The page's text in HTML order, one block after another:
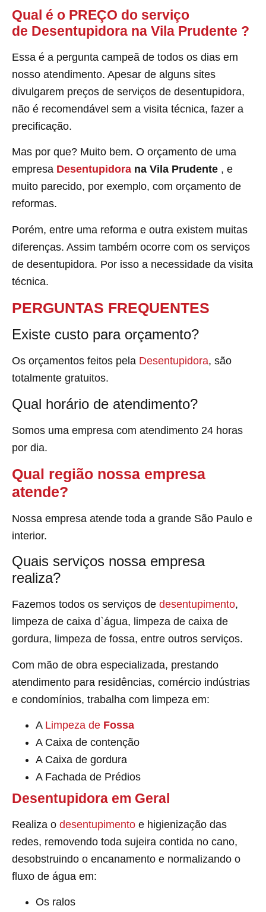
Qual é o PREÇO do serviço
de Desentupidora na Vila Prudente ?
Essa é a pergunta campeã de todos os dias em
nosso atendimento. Apesar de alguns sites
divulgarem preços de serviços de desentupidora,
não é recomendável sem a visita técnica, fazer a
precificação.
Mas por que? Muito bem. O orçamento de uma
empresa Desentupidora na Vila Prudente , e
muito parecido, por exemplo, com orçamento de
reformas.
Porém, entre uma reforma e outra existem muitas
diferenças. Assim também ocorre com os serviços
de desentupidora. Por isso a necessidade da visita
técnica.
PERGUNTAS FREQUENTES
Existe custo para orçamento?
Os orçamentos feitos pela Desentupidora, são
totalmente gratuitos.
Qual horário de atendimento?
Somos uma empresa com atendimento 24 horas
por dia.
Qual região nossa empresa
atende?
Nossa empresa atende toda a grande São Paulo e
interior.
Quais serviços nossa empresa
realiza?
Fazemos todos os serviços de desentupimento,
limpeza de caixa d`água, limpeza de caixa de
gordura, limpeza de fossa, entre outros serviços.
Com mão de obra especializada, prestando
atendimento para residências, comércio indústrias
e condomínios, trabalha com limpeza em:
A Limpeza de Fossa
A Caixa de contenção
A Caixa de gordura
A Fachada de Prédios
Desentupidora em Geral
Realiza o desentupimento e higienização das
redes, removendo toda sujeira contida no cano,
desobstruindo o encanamento e normalizando o
fluxo de água em:
Os ralos